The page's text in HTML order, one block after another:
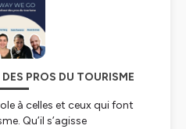
PROS DU TOURISME
à celles et ceux qui font
Qu’il s’agisse